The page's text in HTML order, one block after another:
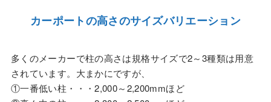
カーポートの高さのサイズバリエーション
多くのメーカーで柱の高さは規格サイズで2～3種類は用意
されています。大まかにですが、
①一番低い柱・・・2,000～2,200mmほど